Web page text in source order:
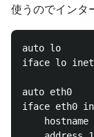
使うのでインタ
auto lo
iface lo inet
auto eth0
iface eth0